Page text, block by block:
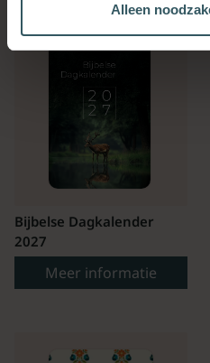
Alleen
Bijbelse Dagkalender
2027
Meer informatie